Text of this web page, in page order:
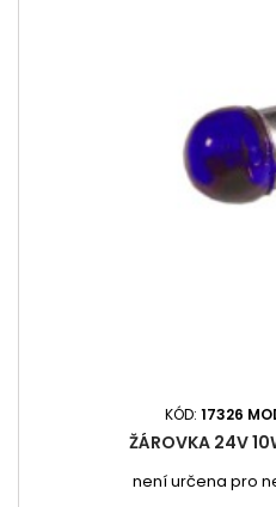
KÓD: 17326
ŽÁROVKA 24V
není určena pro